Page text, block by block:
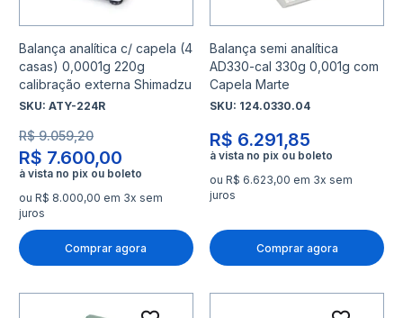
Balança analítica c/ capela (4
casas) 0,0001g 220g
calibração externa Shimadzu
SKU: ATY-224R
R$ 7.600,00
R$ 9.059,20
ou R$ 8.000,00 em 3x sem
juros
Comprar agora
Balança semi analítica
AD330-cal 330g 0,001g com
Capela Marte
SKU: 124.0330.04
R$ 6.291,85
ou R$ 6.623,00 em 3x sem
juros
Comprar agora